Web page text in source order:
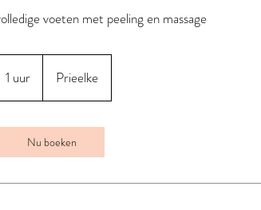
voeten met peeling en massage
1 uur
u
Prieelke
Nu boeken